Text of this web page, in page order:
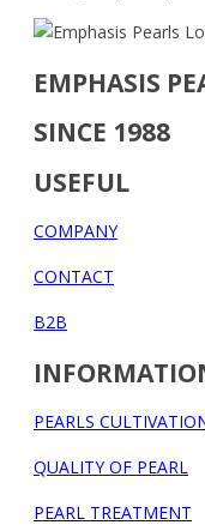
EMPHASIS
SINCE 1988
USEFUL
COMPANY
CONTACT
B2B
PEARLS
QUALITY OF PEARL
PEARL TREATMENT